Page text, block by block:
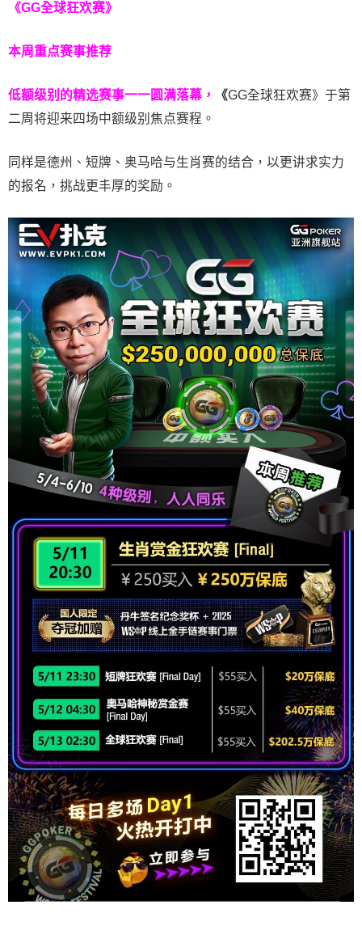
《GG全球狂欢赛》
本周重点赛事推荐
低额级别的精选赛事一一圆满落幕， 《GG全球狂欢赛》于第
二周将迎来四场中额级别焦点赛程。
同样是德州、短牌、奥马哈与生肖赛的结合，以更讲求实力
的报名，挑战更丰厚的奖励。